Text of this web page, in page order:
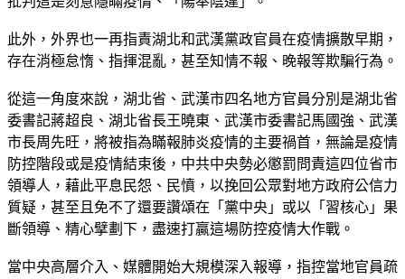
此外，外界也一再指責湖北和武漢黨政官員在疫情擴散早期，
存在消極怠惰、指揮混亂，甚至知情不報、晚報等欺騙行為。
從這一角度來說，湖北省、武漢市四名地方官員分別是湖北省
委書記蔣超良、湖北省長王曉東、武漢市委書記馬國強、武漢
市長周先旺，將被指為瞞報肺炎疫情的主要禍首，無論是疫情
防控階段或是疫情結束後，中共中央勢必懲罰問責這四位省市
領導人，藉此平息民怨、民憤，以挽回公眾對地方政府公信力
質疑，甚至且免不了還要讚頌在「黨中央」或以「習核心」果
斷領導、精心擘劃下，盡速打贏這場防控疫情大作戰。
當中央高層介入、媒體開始大規模深入報導，指控當地官員疏